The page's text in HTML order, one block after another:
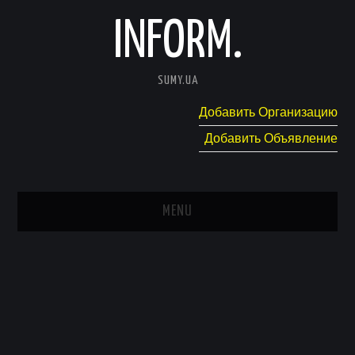
INFORM.
SUMY.UA
Добавить Организацию
Добавить Объявление
MENU